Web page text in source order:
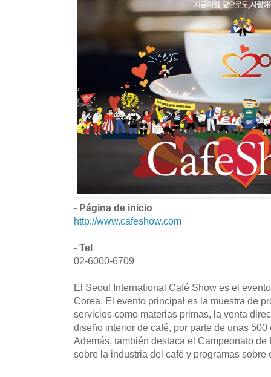
- Página de inicio
http://www.cafeshow.com
- Tel
02-6000-6709
El Seoul International Café Show es el
Corea. El evento principal es la muestra de
servicios como materias primas, la venta
diseño interior de café, por parte de unas
Además, también destaca el Campeonato
sobre la industria del café y programas sobre